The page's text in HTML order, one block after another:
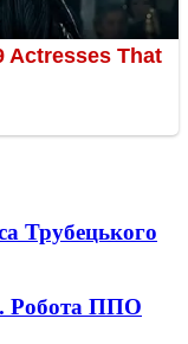
Трубецького
Робота ППО